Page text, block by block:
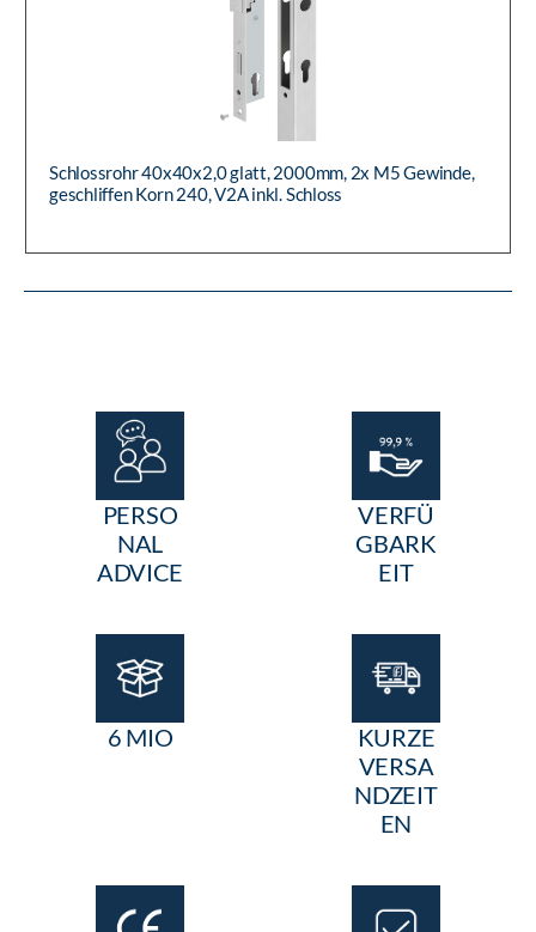
Schlossrohr 40x40x2,0 glatt, 2000mm, 2x M5 Gewinde,
geschliffen Korn 240, V2A inkl. Schloss
PERSO
NAL
ADVICE
VERFÜ
GBARK
EIT
6 MIO
KURZE
VERSA
NDZEIT
EN